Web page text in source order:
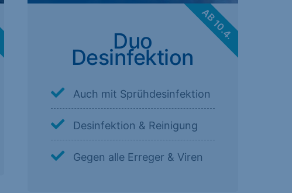
Duo
Desinfektion
Auch mit Sprühdesinfektion
Desinfektion & Reinigung
Gegen alle Erreger & Viren
AB 10.4.